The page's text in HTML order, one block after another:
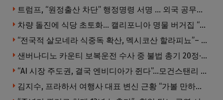
트럼프, “원정출산 차단” 행정명령 서명 … 외국 공무원 자녀도 시민권 안준다
차량 돌진에 식당 초토화… 캘리포니아 명물 버거집 “다시 일어설 수 있도록 도와주세요”
“전국적 살모네라 식중독 확산, 멕시코산 할라피뇨”– CDC
샌버나디노 카운티 보복운전 수사 중 불법 총기 20정·탄약 2만 발 압수
“AI 시장 주도권, 결국 엔비디아가 쥔다”…모건스탠리 장담
김지수, 프라하서 여행사 대표 변신 근황 “가볼 만하니…”